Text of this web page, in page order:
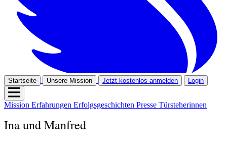
Startseite Unsere Mission Jetzt kostenlos anmelden Login
Mission Erfahrungen Erfolgsgeschichten Presse Türsteherinnen
Ina und Manfred